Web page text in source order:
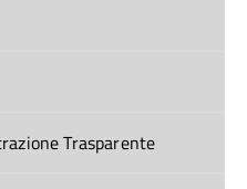
Trasparente